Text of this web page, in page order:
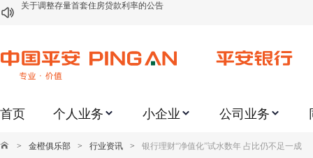
关于修订《平安银行平安金积存业务协议书（个人）》的公告
关于2021年劳动节期间代理贵金属业务风险提示的通知
关于加强代理贵金属业务风险防范的提示
首页 个人业务 小企业 公司业务
> 金橙俱乐部 > 行业资讯 > 银行理财“净值化”试水数年 占比仍不足一成